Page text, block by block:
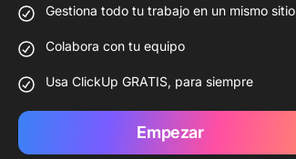
Gestiona todo tu trabajo en un mismo sitio
Colabora con tu equipo
Usa ClickUp GRATIS, para siempre
Empezar